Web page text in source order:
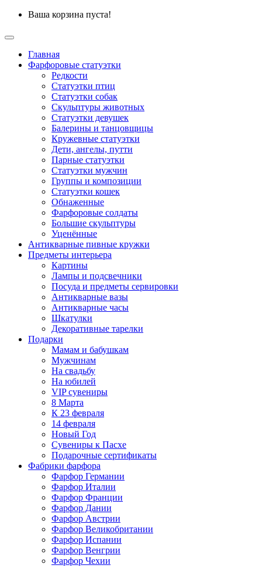
Ваша корзина пуста!
Главная
Фарфоровые статуэтки
Редкости
Cтатуэтки птиц
Cтатуэтки собак
Скульптуры животных
Статуэтки девушек
Балерины и танцовщицы
Кружевные статуэтки
Дети, ангелы, путти
Парные статуэтки
Статуэтки мужчин
Группы и композиции
Статуэтки кошек
Обнаженные
Фарфоровые солдаты
Большие скульптуры
Уценённые
Антикварные пивные кружки
Предметы интерьера
Картины
Лампы и подсвечники
Посуда и предметы сервировки
Антикварные вазы
Антикварные часы
Шкатулки
Декоративные тарелки
Подарки
Мамам и бабушкам
Мужчинам
На свадьбу
На юбилей
VIP сувениры
8 Марта
К 23 февраля
14 февраля
Новый Год
Сувениры к Пасхе
Подарочные сертификаты
Фабрики фарфора
Фарфор Германии
Фарфор Италии
Фарфор Франции
Фарфор Дании
Фарфор Австрии
Фарфор Великобритании
Фарфор Испании
Фарфор Венгрии
Фарфор Чехии